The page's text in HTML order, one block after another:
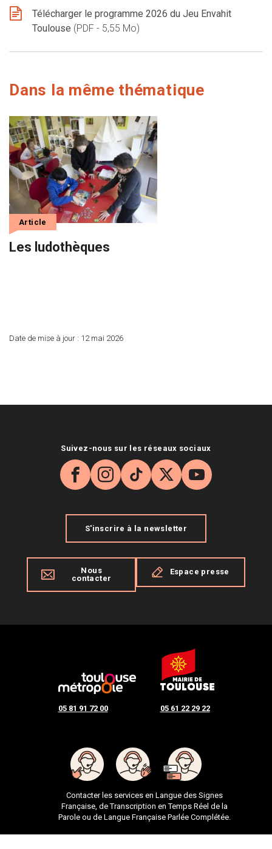
Télécharger le programme 2026 du Jeu Envahit
Toulouse PDF - 5,55 Mo
Dans la même thématique
Les ludothèques
Article
Date de mise à jour : 12 mai 2026
05 81 91 72 00 05 61 22 29 22
Contacter les services en Langue des Signes
Française, de Transcription en Temps Réel de la
Parole ou de Langue Française Parlée Complétée.
Suivez-nous sur les réseaux sociaux
Facebook
Instagram
TikTok
X YouTube
S'inscrire à la newsletter
Nous
contacter
Espace presse